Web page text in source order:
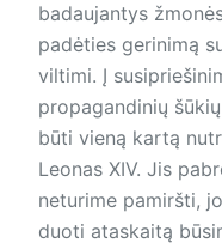
badaujantys
padėties gerinimą
viltimi. Į
propagandinių
būti vieną kartą
Leonas XIV. Jis
neturime pamiršti,
duoti ataskaitą